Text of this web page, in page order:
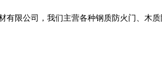
有限公司，我们主营各种钢质防火门、木